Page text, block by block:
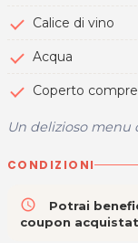
Calice di vino
Acqua
Coperto
Un delizioso menu
CONDIZIONI
access_time
Potrai
coupon